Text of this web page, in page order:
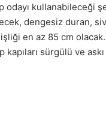
kullanabileceği
dengesiz duran,
en az 85 cm
kapıları sürgülü ve